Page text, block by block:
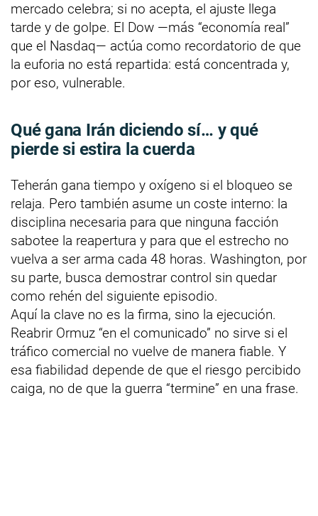
mercado celebra; si no acepta, el ajuste llega
tarde y de golpe. El Dow —más “economía real”
que el Nasdaq— actúa como recordatorio de que
la euforia no está repartida: está concentrada y,
por eso, vulnerable.
Qué gana Irán diciendo sí… y qué
pierde si estira la cuerda
Teherán gana tiempo y oxígeno si el bloqueo se
relaja. Pero también asume un coste interno: la
disciplina necesaria para que ninguna facción
sabotee la reapertura y para que el estrecho no
vuelva a ser arma cada 48 horas. Washington, por
su parte, busca demostrar control sin quedar
como rehén del siguiente episodio.
Aquí la clave no es la firma, sino la ejecución.
Reabrir Ormuz “en el comunicado” no sirve si el
tráfico comercial no vuelve de manera fiable. Y
esa fiabilidad depende de que el riesgo percibido
caiga, no de que la guerra “termine” en una frase.